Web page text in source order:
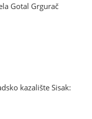
Gotal Grgurač
kazalište Sisak: